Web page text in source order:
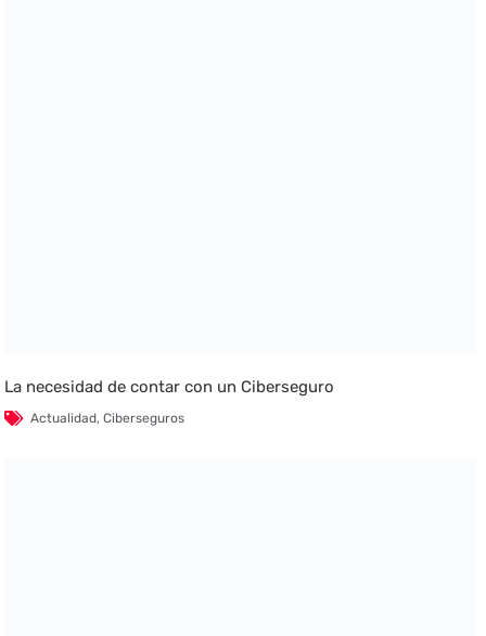
La necesidad de contar con un Ciberseguro
Actualidad,Ciberseguros